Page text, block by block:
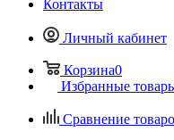
Контакты
Личный кабинет
Корзина0
Избранные
Сравнение